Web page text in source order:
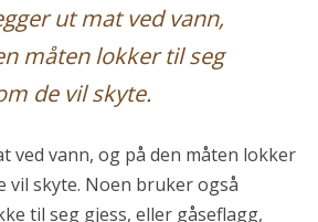
ut mat ved vann,
måten lokker til seg
de vil skyte.
ved vann, og på den måten lokker
vil skyte. Noen bruker også
til seg gjess, eller gåseflagg,